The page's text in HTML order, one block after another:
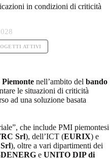
in condizioni di criticità
ATTIVI
Piemonte nell’ambito del bando
le situazioni di criticità
ad una soluzione basata
che include PMI piemontesi
Srl), dell’ICT (EURIX) e
), oltre a vari dipartimenti dei
e UNITO DIP di